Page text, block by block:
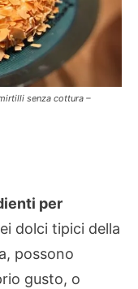
senza cottura –
per
dolci tipici della
possono
gusto, o